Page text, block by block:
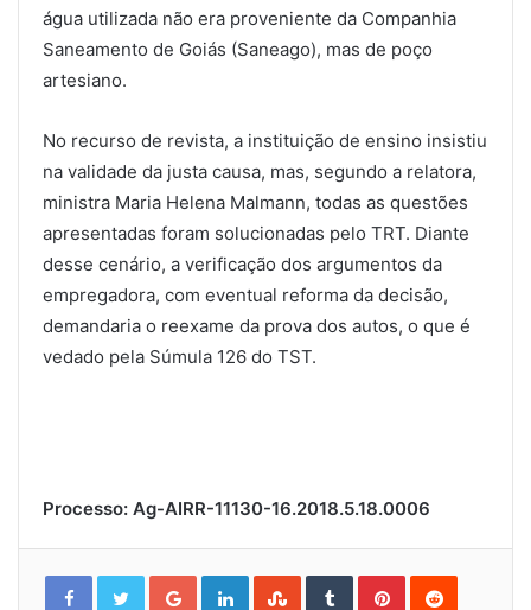
água utilizada não era proveniente da Companhia
Saneamento de Goiás (Saneago), mas de poço
artesiano.
No recurso de revista, a instituição de ensino insistiu
na validade da justa causa, mas, segundo a relatora,
ministra Maria Helena Malmann, todas as questões
apresentadas foram solucionadas pelo TRT. Diante
desse cenário, a verificação dos argumentos da
empregadora, com eventual reforma da decisão,
demandaria o reexame da prova dos autos, o que é
vedado pela Súmula 126 do TST.
Processo: Ag-AIRR-11130-16.2018.5.18.0006
Google+LinkedInStumbleUpon
TumblrPinterestReddit